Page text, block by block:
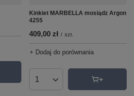
Kinkiet MARBELLA mosiądz Argon
4255
409,00 zł / szt.
+ Dodaj do porównania
Ilość produktów